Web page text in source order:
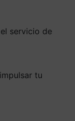
servicio de
tu